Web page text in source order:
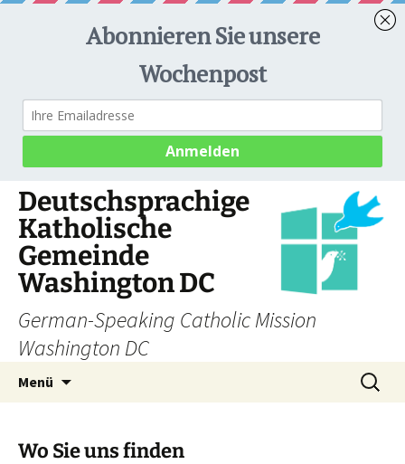
Deutschsprachige
Katholische
Gemeinde
Washington DC
German-Speaking Catholic Mission
Washington DC
Menü
Suchen
nach:
Wo Sie uns finden